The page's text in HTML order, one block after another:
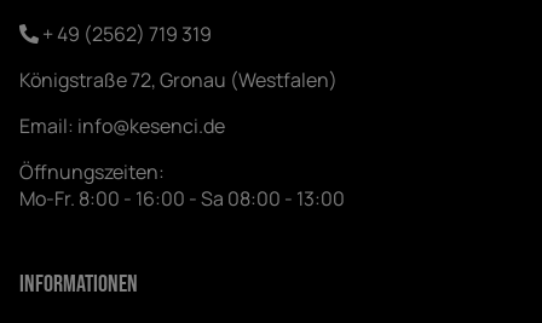
+ 49 (2562) 719 319
Königstraße 72, Gronau (Westfalen)
Email: info@kesenci.de
Öffnungszeiten:
Mo-Fr. 8:00 - 16:00 - Sa 08:00 - 13:00
Informationen